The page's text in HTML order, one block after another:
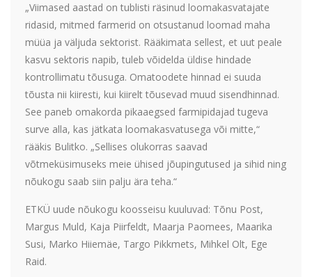
„Viimased aastad on tublisti räsinud loomakasvatajate
ridasid, mitmed farmerid on otsustanud loomad maha
müüa ja väljuda sektorist. Rääkimata sellest, et uut peale
kasvu sektoris napib, tuleb võidelda üldise hindade
kontrollimatu tõusuga. Omatoodete hinnad ei suuda
tõusta nii kiiresti, kui kiirelt tõusevad muud sisendhinnad.
See paneb omakorda pikaaegsed farmipidajad tugeva
surve alla, kas jätkata loomakasvatusega või mitte,“
rääkis Bulitko. „Sellises olukorras saavad
võtmeküsimuseks meie ühised jõupingutused ja sihid ning
nõukogu saab siin palju ära teha.“
ETKÜ uude nõukogu koosseisu kuuluvad: Tõnu Post,
Margus Muld, Kaja Piirfeldt, Maarja Paomees, Maarika
Susi, Marko Hiiemäe, Targo Pikkmets, Mihkel Olt, Ege
Raid.